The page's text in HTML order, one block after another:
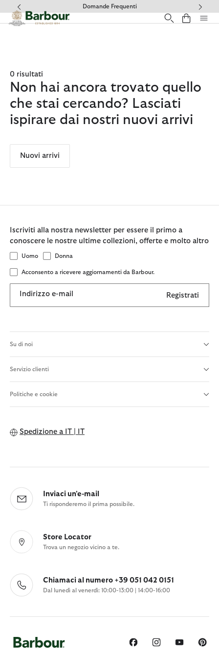
Clicca per visualizzare la nostra Dichiarazione di Accessibilità
Domande Frequenti
0 risultati
Non hai ancora trovato quello
che stai cercando? Lasciati
ispirare dai nostri nuovi arrivi
Nuovi arrivi
Iscriviti alla nostra newsletter per essere il primo a
conoscere le nostre ultime collezioni, offerte e molto altro
Uomo Donna
Acconsento a ricevere aggiornamenti da Barbour.
Indirizzo e-mail Registrati
Su di noi
Servizio clienti
Politiche e cookie
Spedizione a IT | IT
Inviaci un'e-mail
Ti risponderemo il prima possibile.
Store Locator
Trova un negozio vicino a te.
Chiamaci al numero +39 051 042 0151
Dal lunedì al venerdì: 10:00-13:00 | 14:00-16:00